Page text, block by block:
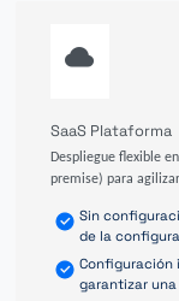
SaaS Plataforma
Despliegue flexible
premise) para
Sin
de la
Configuración
garantizar